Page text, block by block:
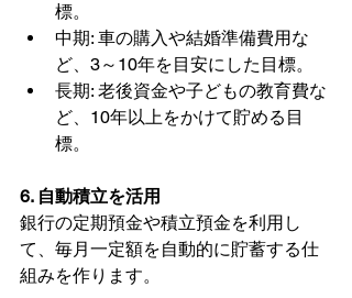
標。
中期: 車の購入や結婚準備費用な
ど、3～10年を目安にした目標。
長期: 老後資金や子どもの教育費な
ど、10年以上をかけて貯める目
標。
6. 自動積立を活用
銀行の定期預金や積立預金を利用し
て、毎月一定額を自動的に貯蓄する仕
組みを作ります。